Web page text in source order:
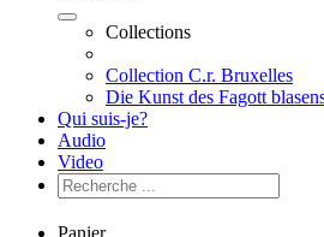
Collections
Collection C.r. Bruxelles
Die Kunst des Fagott
Qui suis-je?
Audio
Video